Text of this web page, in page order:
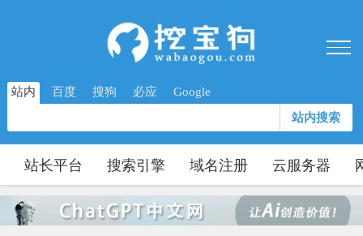
站内 百度 搜狗 必应 Google
站内搜索
站长平台 搜索引擎 域名注册 云服务器